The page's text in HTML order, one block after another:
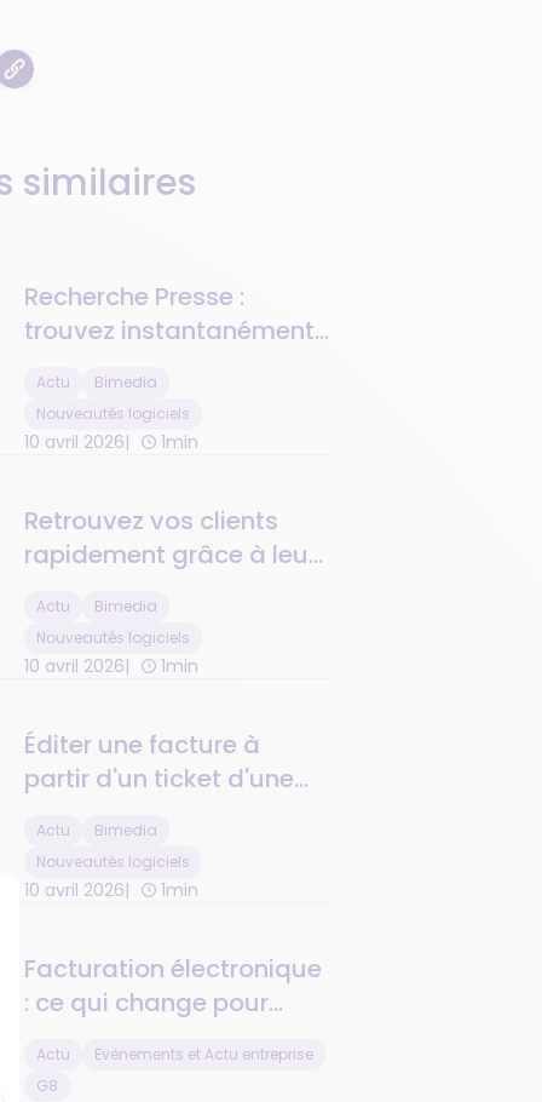
similaires
Recherche Presse :
trouvez instantanément
Actu
Bimedia
Nouveautés logiciels
10 avril 2026 1min
Retrouvez vos clients
rapidement grâce à leur
Actu
Bimedia
Nouveautés logiciels
10 avril 2026 1min
Éditer une facture à
partir d'un ticket d'une
désormais possible !
Actu
Bimedia
Nouveautés logiciels
10 avril 2026 1min
Facturation électronique
: ce qui change pour
vous accompagne
Actu
Evènements et Actu entreprise
G8